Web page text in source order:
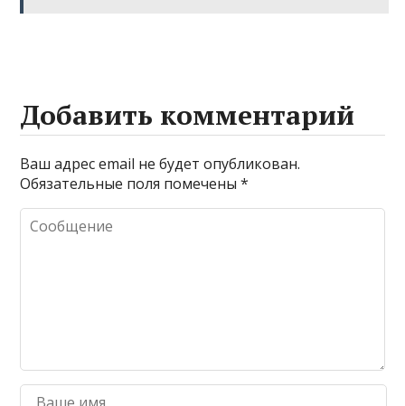
Добавить комментарий
Ваш адрес email не будет опубликован.
Обязательные поля помечены*